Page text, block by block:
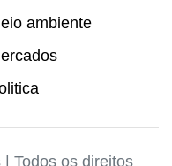
ambiente
Todos os direitos